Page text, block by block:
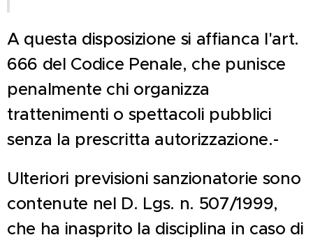
A questa disposizione si affianca l'art.
666 del Codice Penale, che punisce
penalmente chi organizza
trattenimenti o spettacoli pubblici
senza la prescritta autorizzazione.-
Ulteriori previsioni sanzionatorie sono
contenute nel D. Lgs. n. 507/1999,
che ha inasprito la disciplina in caso di